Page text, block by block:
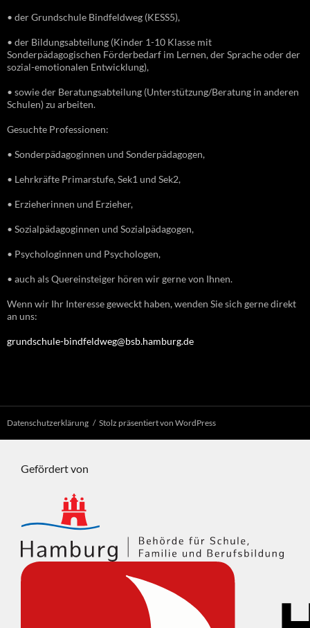
• der Grundschule Bindfeldweg (KESS5),
• der Bildungsabteilung (Kinder 1-10 Klasse mit
Sonderpädagogischen Förderbedarf im Lernen, der Sprache oder der
sozial-emotionalen Entwicklung),
• sowie der Beratungsabteilung (Unterstützung/Beratung in anderen
Schulen) zu arbeiten.
Gesuchte Professionen:
• Sonderpädagoginnen und Sonderpädagogen,
• Lehrkräfte Primarstufe, Sek1 und Sek2,
• Erzieherinnen und Erzieher,
• Sozialpädagoginnen und Sozialpädagogen,
• Psychologinnen und Psychologen,
• auch als Quereinsteiger hören wir gerne von Ihnen.
Wenn wir Ihr Interesse geweckt haben, wenden Sie sich gerne direkt
an uns:
grundschule-bindfeldweg@bsb.hamburg.de
Datenschutzerklärung Stolz präsentiert von WordPress
Gefördert von